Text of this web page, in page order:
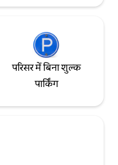
परिसर में बिना शुल्क
पार्किंग